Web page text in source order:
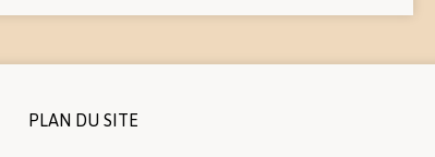
PLAN DU SITE